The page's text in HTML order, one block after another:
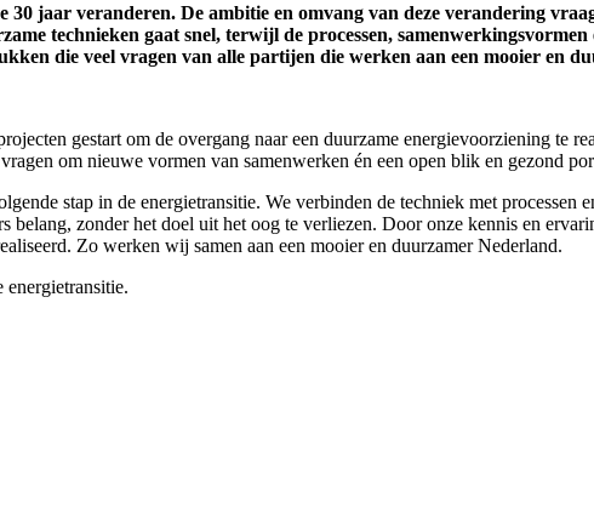
30 jaar veranderen. De ambitie en omvang van deze verandering
technieken gaat snel, terwijl de processen,
die veel vragen van alle partijen die werken aan een mooier en
gestart om de overgang naar een duurzame energievoorziening te
om nieuwe vormen van samenwerken én een open blik en gezond
stap in de energietransitie. We verbinden de techniek met processen
zonder het doel uit het oog te verliezen. Door onze kennis en
Zo werken wij samen aan een mooier en duurzamer Nederland.
energietransitie.